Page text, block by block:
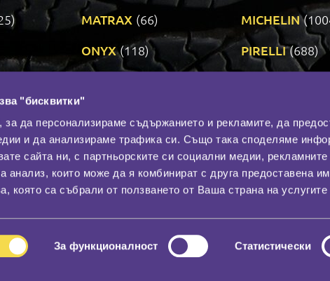
"бисквитки"
за да персонализираме съдържанието и рекламите, да
и да анализираме трафика си. Също така споделяме
сайта ни, с партньорските си социални медии, рекламните
анализ, които може да я комбинират с друга предоставена
която са събрали от ползването от Ваша страна на
За функционалност Статистически
MATRAX (66) MICHELIN
ONYX (118) PIRELLI (688)
Контакти
За нас
Гаранция